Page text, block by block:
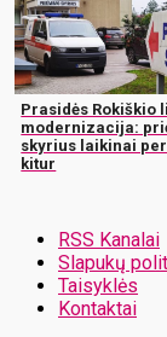
Prasidės Rokiškio
modernizacija:
skyrius laikinai
kitur
RSS Kanalai
Slapukų
Taisyklės
Kontaktai